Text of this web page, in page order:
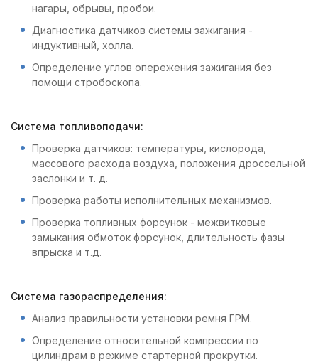
нагары, обрывы, пробои.
Диагностика датчиков системы зажигания -
индуктивный, холла.
Определение углов опережения зажигания без
помощи стробоскопа.
Система топливоподачи:
Проверка датчиков: температуры, кислорода,
массового расхода воздуха, положения дроссельной
заслонки и т. д.
Проверка работы исполнительных механизмов.
Проверка топливных форсунок - межвитковые
замыкания обмоток форсунок, длительность фазы
впрыска и т.д.
Система газораспределения:
Анализ правильности установки ремня ГРМ.
Определение относительной компрессии по
цилиндрам в режиме стартерной прокрутки.